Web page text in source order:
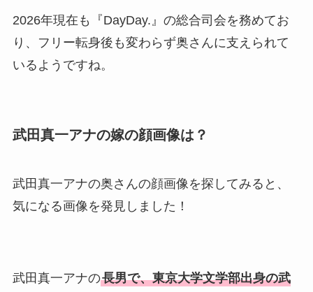
2026年現在も『DayDay.』の総合司会を務めてお
り、フリー転身後も変わらず奥さんに支えられて
いるようですね。
武田真一アナの嫁の顔画像は？
武田真一アナの奥さんの顔画像を探してみると、
気になる画像を発見しました！
武田真一アナの長男で、東京大学文学部出身の武